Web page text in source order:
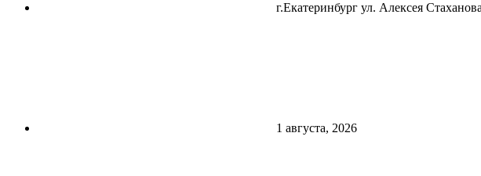
г.Екатеринбург ул. Алексея
1 августа, 2026